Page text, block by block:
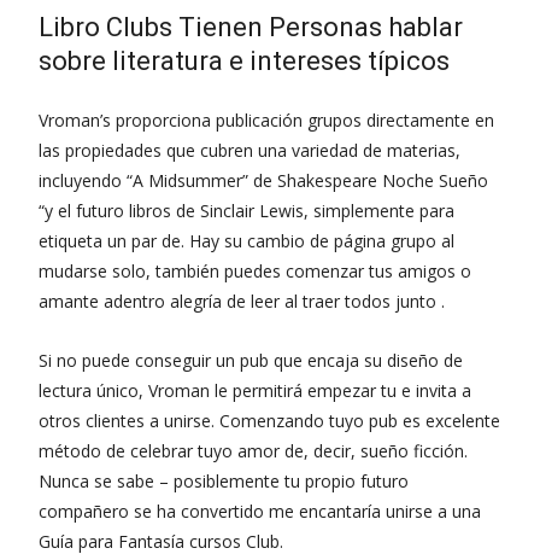
Libro Clubs Tienen Personas hablar
sobre literatura e intereses típicos
Vroman’s proporciona publicación grupos directamente en
las propiedades que cubren una variedad de materias,
incluyendo “A Midsummer” de Shakespeare Noche Sueño
“y el futuro libros de Sinclair Lewis, simplemente para
etiqueta un par de. Hay su cambio de página grupo al
mudarse solo, también puedes comenzar tus amigos o
amante adentro alegría de leer al traer todos junto .
Si no puede conseguir un pub que encaja su diseño de
lectura único, Vroman le permitirá empezar tu e invita a
otros clientes a unirse. Comenzando tuyo pub es excelente
método de celebrar tuyo amor de, decir, sueño ficción.
Nunca se sabe – posiblemente tu propio futuro
compañero se ha convertido me encantaría unirse a una
Guía para Fantasía cursos Club.